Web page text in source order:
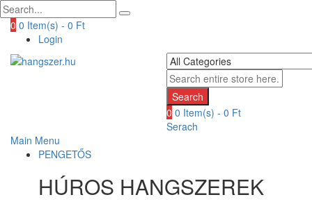
0 0 Item(s) - 0 Ft
Login
Search
0 0 Item(s) - 0 Ft
Serach
Main Menu
PENGETŐS
HÚROS HANGSZEREK